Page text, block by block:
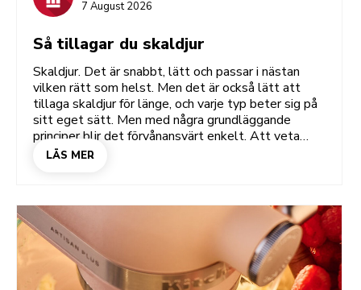
7 August 2026
Så tillagar du skaldjur
Skaldjur. Det är snabbt, lätt och passar i nästan
vilken rätt som helst. Men det är också lätt att
tillaga skaldjur för länge, och varje typ beter sig på
sitt eget sätt. Men med några grundläggande
principer blir det förvånansvärt enkelt. Att veta
vilken fisk man ska använda, hur man förbereder den
klara att laga nästan vilken skaldjursrätt som helst
med större självförtroende. De här tipsen och
recepten hjälper dig att nå dit.
LÄS MER